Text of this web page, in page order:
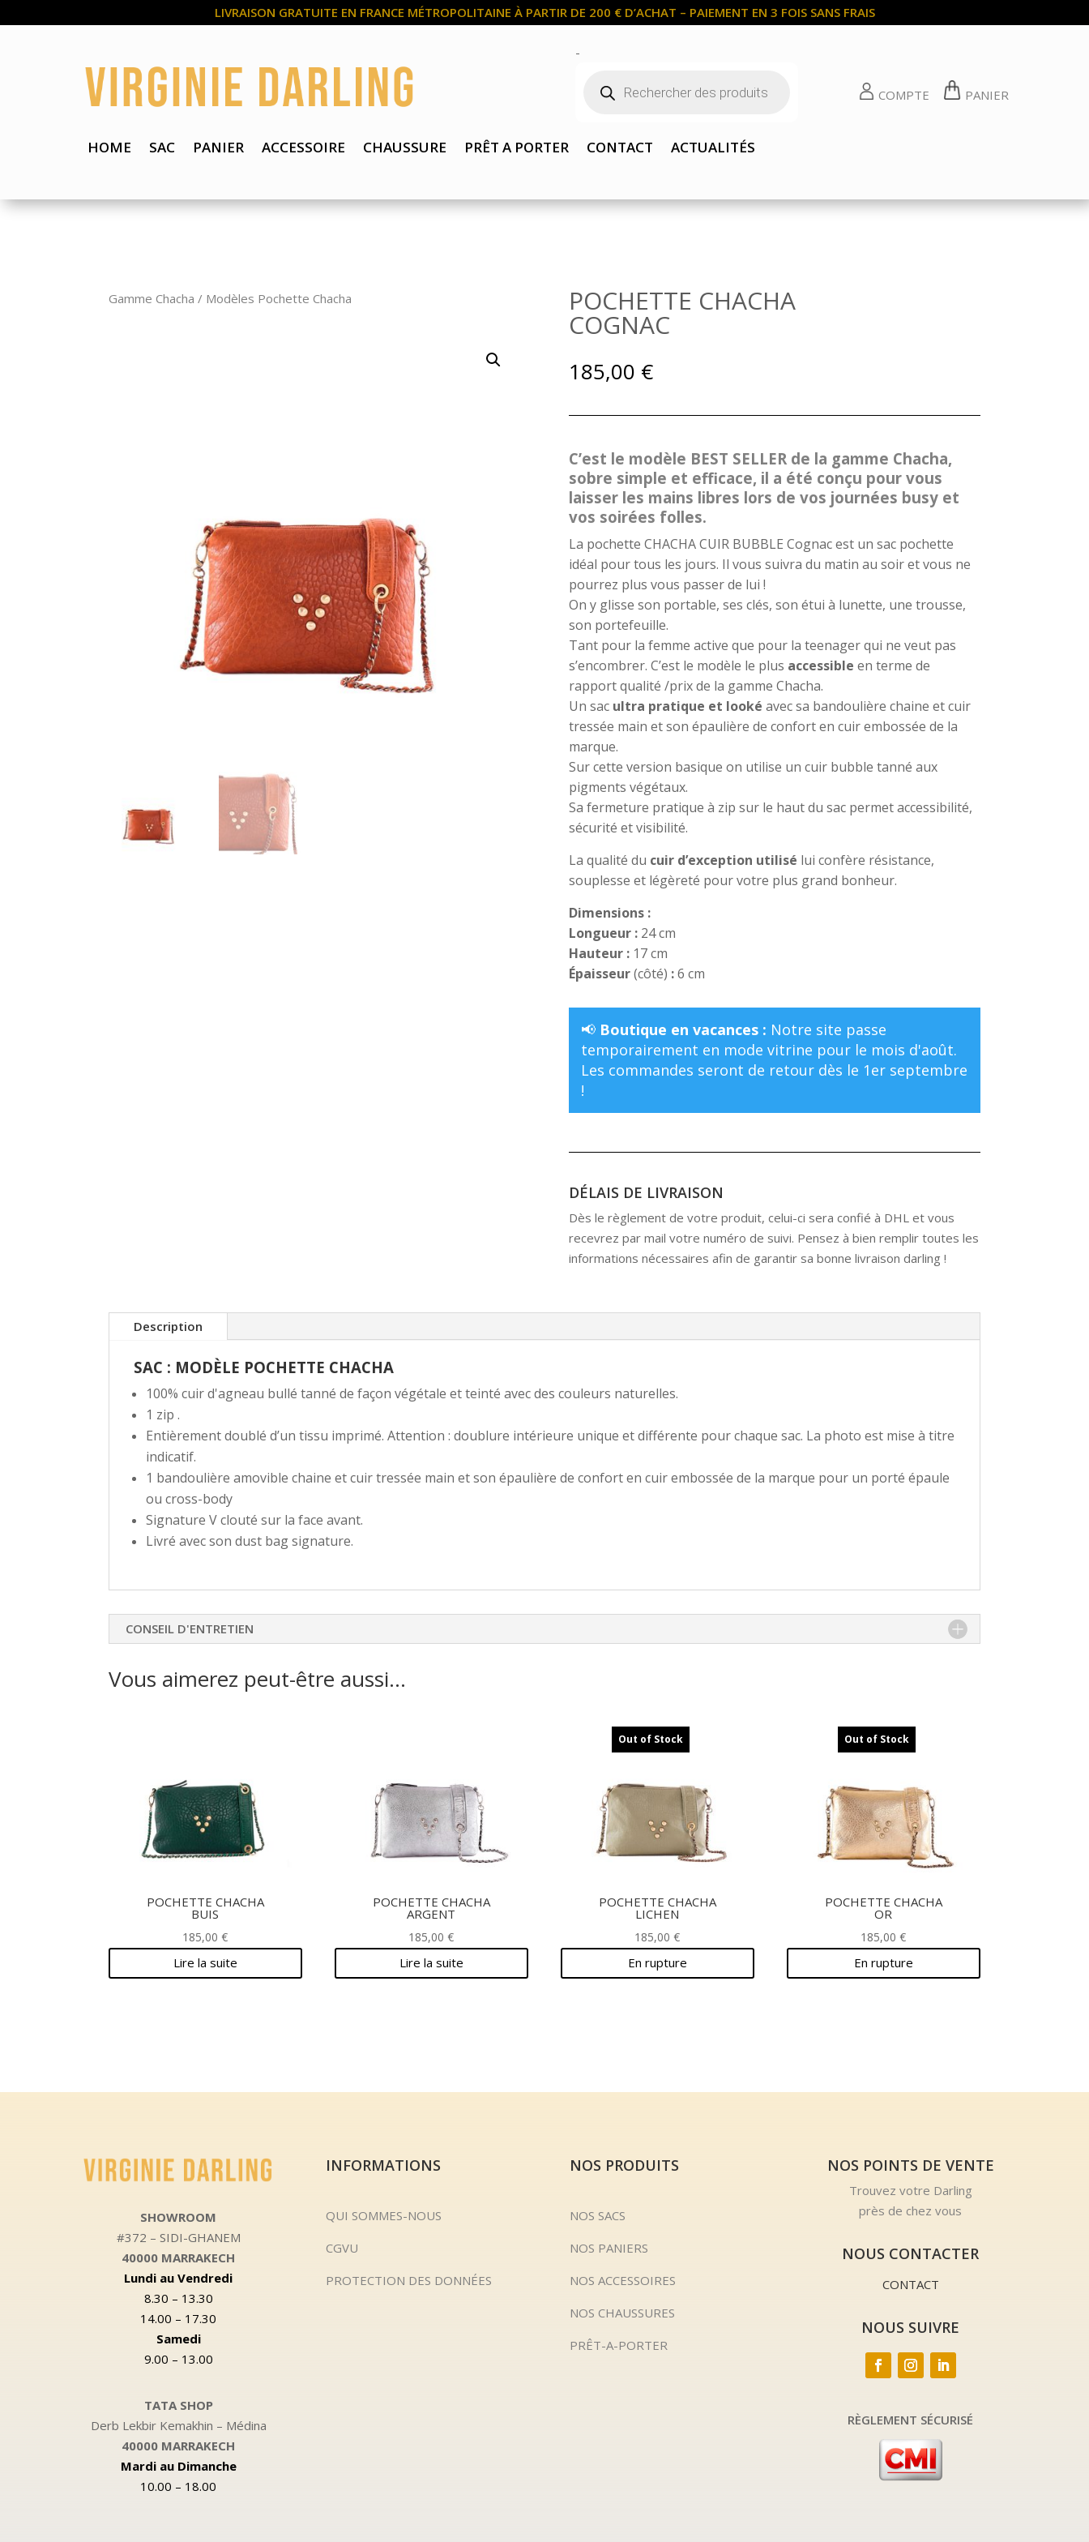
LIVRAISON GRATUITE EN FRANCE MÉTROPOLITAINE À PARTIR DE 200 € D’ACHAT – PAIEMENT EN 3 FOIS SANS FRAIS
-
produits COMPTE PANIER
HOME SAC PANIER ACCESSOIRE CHAUSSURE PRÊT A PORTER CONTACT ACTUALITÉS
Gamme Chacha / Modèles Pochette Chacha POCHETTE CHACHA
COGNAC
185,00 €
C’est le modèle BEST SELLER de la gamme Chacha,
sobre simple et efficace, il a été conçu pour vous
laisser les mains libres lors de vos journées busy et
vos soirées folles.
La pochette CHACHA CUIR BUBBLE Cognac est un sac pochette
idéal pour tous les jours. Il vous suivra du matin au soir et vous ne
pourrez plus vous passer de lui !
On y glisse son portable, ses clés, son étui à lunette, une trousse,
son portefeuille.
Tant pour la femme active que pour la teenager qui ne veut pas
s’encombrer. C’est le modèle le plus accessible en terme de
rapport qualité /prix de la gamme Chacha.
Un sac ultra pratique et looké avec sa bandoulière chaine et cuir
tressée main et son épaulière de confort en cuir embossée de la
marque.
Sur cette version basique on utilise un cuir bubble tanné aux
pigments végétaux.
Sa fermeture pratique à zip sur le haut du sac permet accessibilité,
sécurité et visibilité.
La qualité du cuir d’exception utilisé lui confère résistance,
souplesse et légèreté pour votre plus grand bonheur.
Dimensions :
Longueur :24 cm
Hauteur :17 cm
Épaisseur(côté) :6 cm
📢 Boutique en vacances : Notre site passe
temporairement en mode vitrine pour le mois d'août.
Les commandes seront de retour dès le 1er septembre
!
DÉLAIS DE LIVRAISON
Dès le règlement de votre produit, celui-ci sera confié à DHL et vous
recevrez par mail votre numéro de suivi. Pensez à bien remplir toutes les
informations nécessaires afin de garantir sa bonne livraison darling !
Description
SAC : MODÈLE POCHETTE CHACHA
100% cuir d'agneau bullé tanné de façon végétale et teinté avec des couleurs naturelles.
1 zip .
Entièrement doublé d’un tissu imprimé. Attention : doublure intérieure unique et différente pour chaque sac. La photo est mise à titre
indicatif.
1 bandoulière amovible chaine et cuir tressée main et son épaulière de confort en cuir embossée de la marque pour un porté épaule
ou cross-body
Signature V clouté sur la face avant.
Livré avec son dust bag signature.
CONSEIL D'ENTRETIEN
Vous aimerez peut-être aussi…
POCHETTE CHACHA
BUIS
185,00€
Lire la suite
POCHETTE CHACHA
ARGENT
185,00€
Lire la suite
Out of Stock
POCHETTE CHACHA
LICHEN
185,00€
En rupture
Out of Stock
POCHETTE CHACHA
OR
185,00€
En rupture
SHOWROOM
#372 – SIDI-GHANEM
40000 MARRAKECH
Lundi au Vendredi
8.30 – 13.30
14.00 – 17.30
Samedi
9.00 – 13.00
TATA SHOP
Derb Lekbir Kemakhin – Médina
40000 MARRAKECH
Mardi au Dimanche
10.00 – 18.00
INFORMATIONS
QUI SOMMES-NOUS
CGVU
PROTECTION DES DONNÉES
NOS PRODUITS
NOS SACS
NOS PANIERS
NOS ACCESSOIRES
NOS CHAUSSURES
PRÊT-A-PORTER
NOS POINTS DE VENTE
Trouvez votre Darling
près de chez vous
NOUS CONTACTER
CONTACT
NOUS SUIVRE
RÈGLEMENT SÉCURISÉ